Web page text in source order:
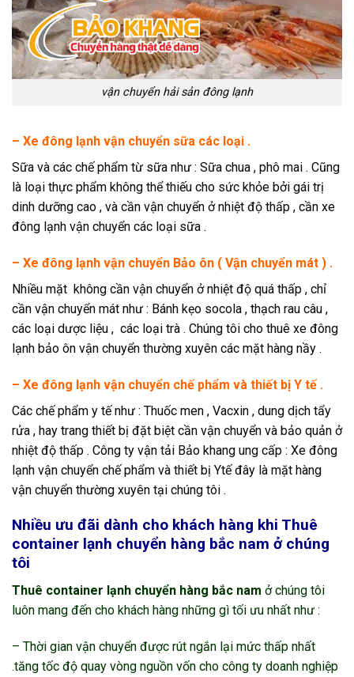
vận chuyển hải sản đông lạnh
– Xe đông lạnh vận chuyển sữa các loại .
Sữa và các chế phẩm từ sữa như : Sữa chua , phô mai . Cũng
là loại thực phẩm không thể thiếu cho sức khỏe bởi gái trị
dinh dưỡng cao , và cần vận chuyển ở nhiệt độ thấp , cần xe
đông lạnh vận chuyển các loại sữa .
– Xe đông lạnh vận chuyển Bảo ôn ( Vận chuyển mát ) .
Nhiều mặt không cần vận chuyển ở nhiệt độ quá thấp , chỉ
cần vận chuyển mát như : Bánh kẹo socola , thạch rau câu ,
các loại dược liệu , các loại trà . Chúng tôi cho thuê xe đông
lạnh bảo ôn vận chuyển thường xuyên các mặt hàng nầy .
– Xe đông lạnh vận chuyển chế phẩm và thiết bị Y tế .
Các chế phẩm y tế như : Thuốc men , Vacxin , dung dịch tẩy
rửa , hay trang thiết bị đặt biệt cần vận chuyển và bảo quản ở
nhiệt độ thấp . Công ty vận tải Bảo khang ung cấp : Xe đông
lạnh vận chuyển chế phẩm và thiết bị Ytế đây là mặt hàng
vận chuyển thường xuyên tại chúng tôi .
Nhiều ưu đãi dành cho khách hàng khi Thuê
container lạnh chuyển hàng bắc nam ở chúng
tôi
Thuê container lạnh chuyển hàng bắc nam ở chúng tôi
luôn mang đến cho khách hàng những gì tối ưu nhất như :
– Thời gian vận chuyển được rút ngắn lại mức thấp nhất
.tăng tốc độ quay vòng nguồn vốn cho công ty doanh nghiệp